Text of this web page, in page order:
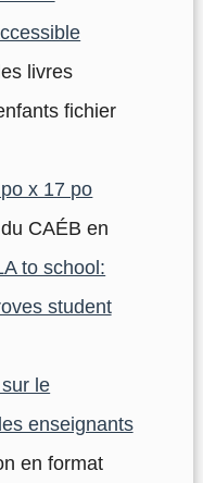
livres
fichier
x 17 po
CAÉB en
to school:
student
le
enseignants
en format